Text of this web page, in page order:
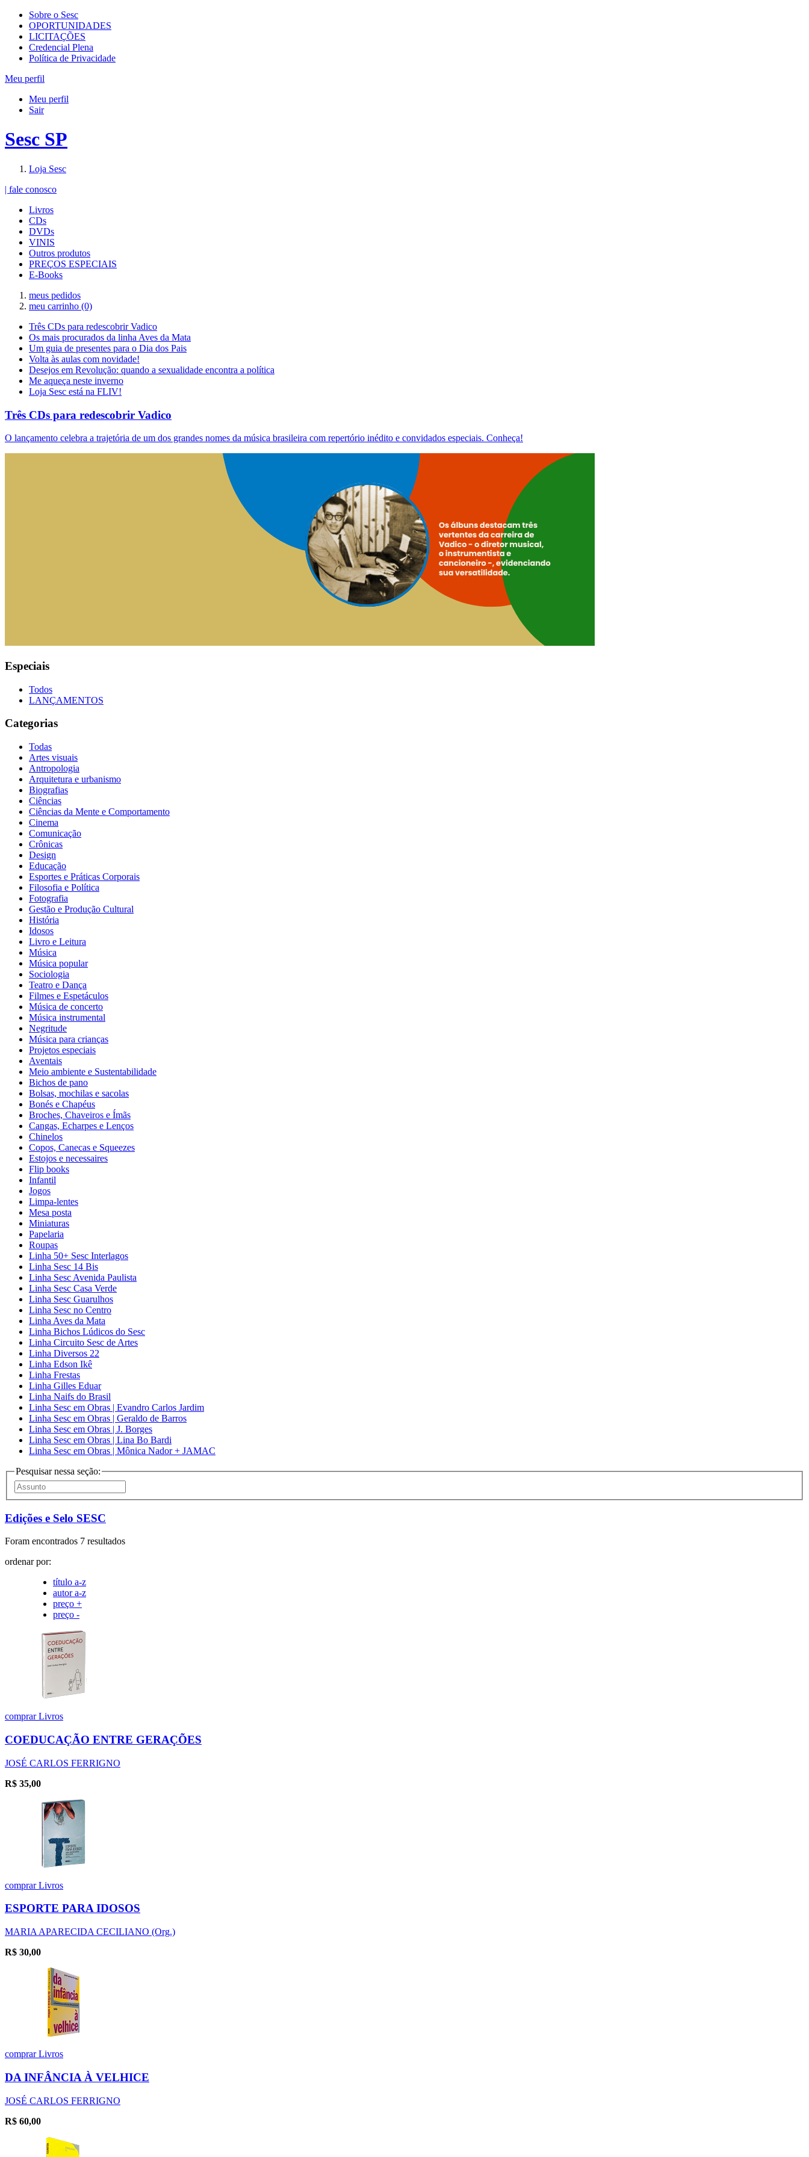
Sobre o Sesc
OPORTUNIDADES
LICITAÇÕES
Credencial Plena
Política de Privacidade
Meu perfil
Meu perfil
Sair
Sesc SP
Loja Sesc
| fale conosco
Livros
CDs
DVDs
VINIS
Outros produtos
PREÇOS ESPECIAIS
E-Books
meus pedidos
meu carrinho (0)
Três CDs para redescobrir Vadico
Os mais procurados da linha Aves da Mata
Um guia de presentes para o Dia dos Pais
Volta às aulas com novidade!
Desejos em Revolução: quando a sexualidade encontra a política
Me aqueça neste inverno
Loja Sesc está na FLIV!
Três CDs para redescobrir Vadico
O lançamento celebra a trajetória de um dos grandes nomes da música brasileira com repertório inédito e convidados especiais. Conheça!
Especiais
Todos
LANÇAMENTOS
Categorias
Todas
Artes visuais
Antropologia
Arquitetura e urbanismo
Biografias
Ciências
Ciências da Mente e Comportamento
Cinema
Comunicação
Crônicas
Design
Educação
Esportes e Práticas Corporais
Filosofia e Política
Fotografia
Gestão e Produção Cultural
História
Idosos
Livro e Leitura
Música
Música popular
Sociologia
Teatro e Dança
Filmes e Espetáculos
Música de concerto
Música instrumental
Negritude
Música para crianças
Projetos especiais
Aventais
Meio ambiente e Sustentabilidade
Bichos de pano
Bolsas, mochilas e sacolas
Bonés e Chapéus
Broches, Chaveiros e Ímãs
Cangas, Echarpes e Lenços
Chinelos
Copos, Canecas e Squeezes
Estojos e necessaires
Flip books
Infantil
Jogos
Limpa-lentes
Mesa posta
Miniaturas
Papelaria
Roupas
Linha 50+ Sesc Interlagos
Linha Sesc 14 Bis
Linha Sesc Avenida Paulista
Linha Sesc Casa Verde
Linha Sesc Guarulhos
Linha Sesc no Centro
Linha Aves da Mata
Linha Bichos Lúdicos do Sesc
Linha Circuito Sesc de Artes
Linha Diversos 22
Linha Edson Ikê
Linha Frestas
Linha Gilles Eduar
Linha Naifs do Brasil
Linha Sesc em Obras | Evandro Carlos Jardim
Linha Sesc em Obras | Geraldo de Barros
Linha Sesc em Obras | J. Borges
Linha Sesc em Obras | Lina Bo Bardi
Linha Sesc em Obras | Mônica Nador + JAMAC
Pesquisar nessa seção:
Edições e Selo SESC
Foram encontrados 7 resultados
ordenar por:
título a-z
autor a-z
preço +
preço -
comprarLivros
COEDUCAÇÃO ENTRE GERAÇÕES
JOSÉ CARLOS FERRIGNO
R$ 35,00
comprarLivros
ESPORTE PARA IDOSOS
MARIA APARECIDA CECILIANO (Org.)
R$ 30,00
comprarLivros
DA INFÂNCIA À VELHICE
JOSÉ CARLOS FERRIGNO
R$ 60,00